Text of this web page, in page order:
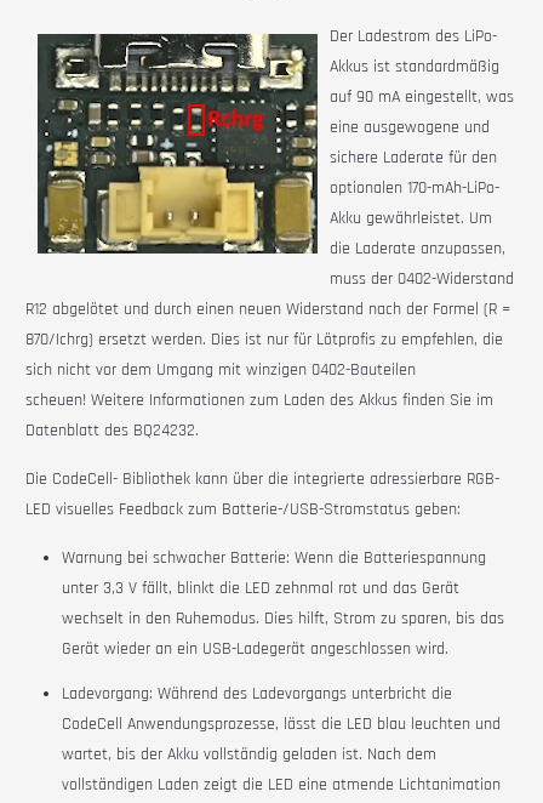
Der Ladestrom des LiPo-
Akkus ist standardmäßig
auf 90 mA eingestellt, was
eine ausgewogene und
sichere Laderate für den
optionalen 170-mAh-LiPo-
Akku gewährleistet. Um
die Laderate anzupassen,
muss der 0402-Widerstand
R12 abgelötet und durch einen neuen Widerstand nach der Formel (R =
870/Ichrg) ersetzt werden. Dies ist nur für Lötprofis zu empfehlen, die
sich nicht vor dem Umgang mit winzigen 0402-Bauteilen
scheuen! Weitere Informationen zum Laden des Akkus finden Sie im
Datenblatt des BQ24232.
Die CodeCell- Bibliothek kann über die integrierte adressierbare RGB-
LED visuelles Feedback zum Batterie-/USB-Stromstatus geben:
Warnung bei schwacher Batterie: Wenn die Batteriespannung
unter 3,3 V fällt, blinkt die LED zehnmal rot und das Gerät
wechselt in den Ruhemodus. Dies hilft, Strom zu sparen, bis das
Gerät wieder an ein USB-Ladegerät angeschlossen wird.
Ladevorgang: Während des Ladevorgangs unterbricht die
CodeCell Anwendungsprozesse, lässt die LED blau leuchten und
wartet, bis der Akku vollständig geladen ist. Nach dem
vollständigen Laden zeigt die LED eine atmende Lichtanimation